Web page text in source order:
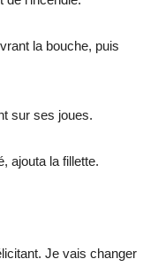
la bouche, puis
sur ses joues.
ajouta la fillette.
Je vais changer